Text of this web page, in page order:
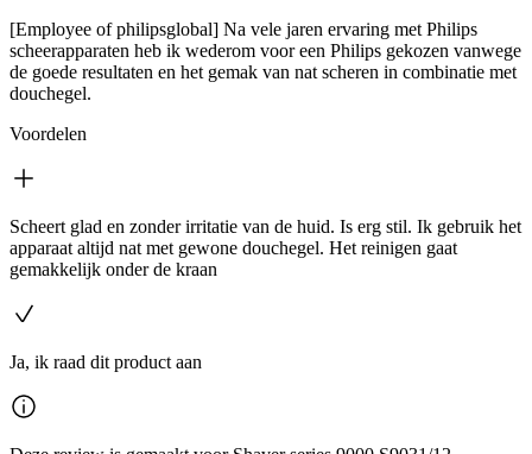
[Employee of philipsglobal] Na vele jaren ervaring met Philips
scheerapparaten heb ik wederom voor een Philips gekozen vanwege
de goede resultaten en het gemak van nat scheren in combinatie met
douchegel.
Voordelen
Scheert glad en zonder irritatie van de huid. Is erg stil. Ik gebruik het
apparaat altijd nat met gewone douchegel. Het reinigen gaat
gemakkelijk onder de kraan
Ja, ik raad dit product aan